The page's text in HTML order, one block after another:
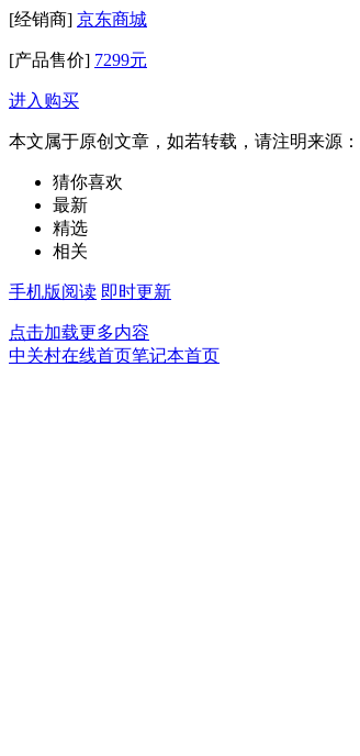
[经销商] 京东商城
[产品售价] 7299元
进入购买
本文属于原创文章，如若转载，请注明来源：
猜你喜欢
最新
精选
相关
手机版阅读 即时更新
点击加载更多内容
中关村在线首页笔记本首页